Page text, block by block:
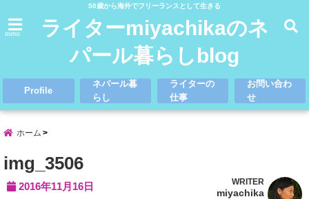
50歳から海外でフリーランスとして生きる
menu
ライターmiyachikaのネ
パール暮らしblog
Profile
ネパール暮
らし
ライターの
仕事
お問い合わ
せ
ホーム
img_3506
2016年11月16日 WRITER
miyachika